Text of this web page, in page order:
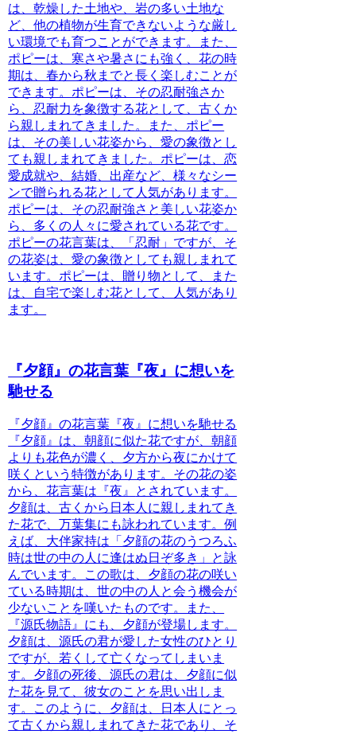
は、乾燥した土地や、岩の多い土地な
ど、他の植物が生育できないような厳し
い環境でも育つことができます。また、
ポピーは、寒さや暑さにも強く、花の時
期は、春から秋までと長く楽しむことが
できます。ポピーは、その忍耐強さか
ら、忍耐力を象徴する花として、古くか
ら親しまれてきました。また、ポピー
は、その美しい花姿から、愛の象徴とし
ても親しまれてきました。ポピーは、恋
愛成就や、結婚、出産など、様々なシー
ンで贈られる花として人気があります。
ポピーは、その忍耐強さと美しい花姿か
ら、多くの人々に愛されている花です。
ポピーの花言葉は、「忍耐」ですが、そ
の花姿は、愛の象徴としても親しまれて
います。ポピーは、贈り物として、また
は、自宅で楽しむ花として、人気があり
ます。
『夕顔』の花言葉『夜』に想いを
馳せる
『夕顔』の花言葉『夜』に想いを馳せる
『夕顔』は、朝顔に似た花ですが、朝顔
よりも花色が濃く、夕方から夜にかけて
咲くという特徴があります。その花の姿
から、花言葉は『夜』
とされています。
夕顔は、古くから日本人に親しまれてき
た花で、万葉集にも詠われています。例
えば、大伴家持は「夕顔の花のうつろふ
時は世の中の人に逢はぬ日ぞ多き」と詠
んでいます。この歌は、夕顔の花の咲い
ている時期は、世の中の人と会う機会が
少ないことを嘆いたものです。また、
『源氏物語』 にも、夕顔が登場します。
夕顔は、源氏の君が愛した女性のひとり
ですが、若くして亡くなってしまいま
す。夕顔の死後、源氏の君は、夕顔に似
た花を見て、彼女のことを思い出しま
す。
このように、夕顔は、日本人にとっ
て古くから親しまれてきた花であり、そ